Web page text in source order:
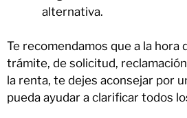
alternativa.
Te recomendamos que a la hora
trámite, de solicitud,
la renta, te dejes aconsejar por
pueda ayudar a clarificar todos